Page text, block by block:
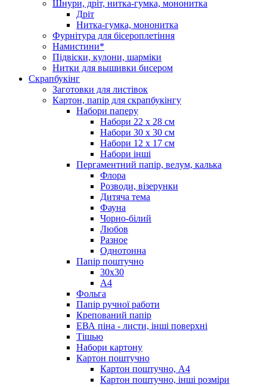
Шнури, дріт, нитка-гумка, мононитка
Дріт
Нитка-гумка, мононитка
Фурнітура для бісероплетіння
Намистини*
Підвіски, кулони, шарміки
Нитки для вышивки бисером
Скрапбукінг
Заготовки для листівок
Картон, папір для скрапбукінгу
Набори паперу
Набори 22 х 28 см
Набори 30 х 30 см
Набори 12 х 17 см
Набори інші
Пергаментний папір, велум, калька
Флора
Розводи, візерунки
Дитяча тема
Фауна
Чорно-білий
Любов
Разное
Однотонна
Папір поштучно
30х30
А4
Фольга
Папір ручної работи
Крепований папір
ЕВА піна - листи, інші поверхні
Тішью
Набори картону
Картон поштучно
Картон поштучно, А4
Картон поштучно, інші розміри